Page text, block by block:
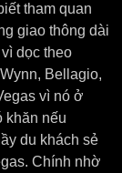
tham quan
giao thông dài
dọc theo
Bellagio,
vì nó ở
khăn nếu
du khách sẻ
Chính nhờ